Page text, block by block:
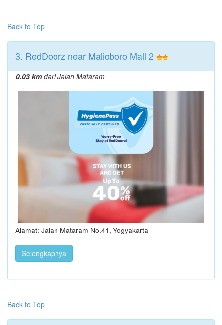
Back to Top
3. RedDoorz near Malioboro Mall 2
0.03 kmdari Jalan Mataram
Alamat: Jalan Mataram No.41, Yogyakarta
Selengkapnya
Back to Top